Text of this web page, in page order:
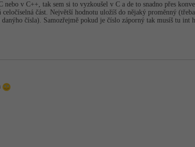
nebo v C++, tak sem si to vyzkoušel v C a de to snadno přes
část. Největší hodnotu uložíš do nějaký proměnný
čísla). Samozřejmě pokud je číslo záporný tak musíš tu int